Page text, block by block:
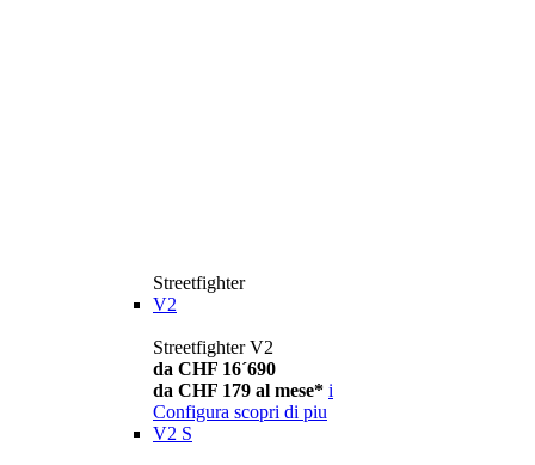
Streetfighter
V2
Streetfighter V2
da CHF 16´690
da CHF 179 al mese* i
Configura scopri di piu
V2 S